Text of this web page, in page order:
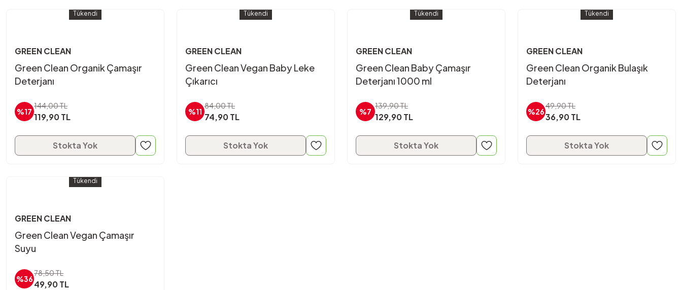
Tükendi
GREEN CLEAN
Green Clean Organik Çamaşır
Deterjanı
%17
144,00 TL
119,90 TL
Stokta Yok
Tükendi
GREEN CLEAN
Green Clean Vegan Baby Leke
Çıkarıcı
%11
84,00 TL
74,90 TL
Stokta Yok
Tükendi
GREEN CLEAN
Green Clean Baby Çamaşır
Deterjanı 1000 ml
%7
139,90 TL
129,90 TL
Stokta Yok
Tükendi
GREEN CLEAN
Green Clean Organik Bulaşık
Deterjanı
%26
49,90 TL
36,90 TL
Stokta Yok
Tükendi
GREEN CLEAN
Green Clean Vegan Çamaşır
Suyu
%36
78,50 TL
49,90 TL